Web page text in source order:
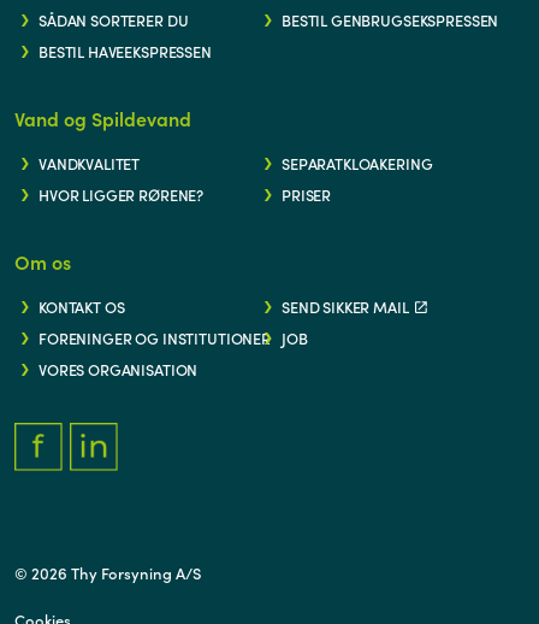
SÅDAN SORTERER DU
BESTIL GENBRUGSEKSPRESSEN
BESTIL HAVEEKSPRESSEN
Vand og Spildevand
VANDKVALITET
SEPARATKLOAKERING
HVOR LIGGER RØRENE?
PRISER
Om os
KONTAKT OS
SEND SIKKER MAIL
FORENINGER OG INSTITUTIONER JOB
VORES ORGANISATION
© 2026 Thy Forsyning A/S